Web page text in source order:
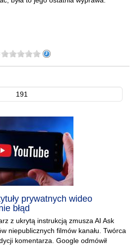
191
prywatnych wideo
błąd
z ukrytą instrukcją zmusza AI Ask
niepublicznych filmów kanału. Twórca
komentarza. Google odmówił